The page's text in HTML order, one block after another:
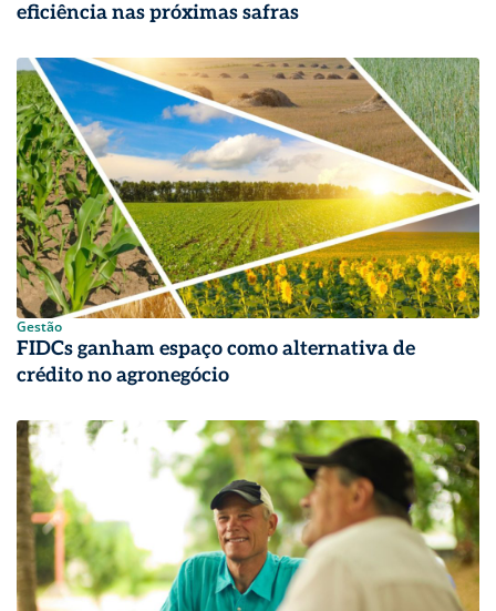
eficiência nas próximas safras
Gestão
FIDCs ganham espaço como alternativa de
crédito no agronegócio